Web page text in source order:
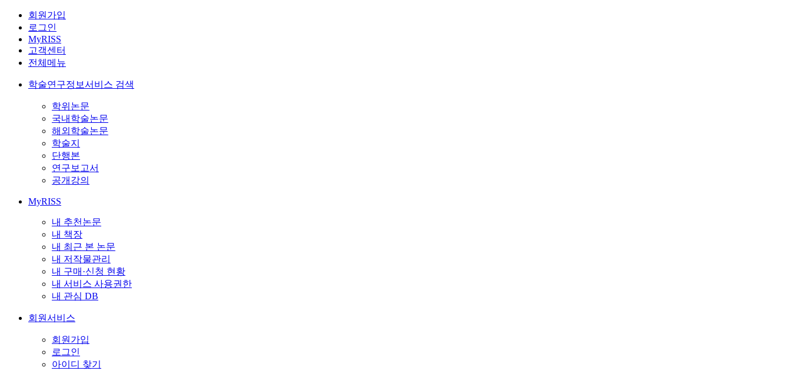
회원가입
로그인
MyRISS
고객센터
전체메뉴
학술연구정보서비스 검색
학위논문
국내학술논문
해외학술논문
학술지
단행본
연구보고서
공개강의
MyRISS
내 추천논문
내 책장
내 최근 본 논문
내 저작물관리
내 구매·신청 현황
내 서비스 사용권한
내 관심 DB
회원서비스
회원가입
로그인
아이디 찾기